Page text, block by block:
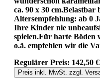
ca. 90 x 30 cm.Belastbar
Altersempfehlung: ab 0
Ihre Kinder nie
spielen.Für harte Böden
o.ä. empfehlen wir die
Regulärer Preis: 142,50 €
Preis inkl. MwSt. zzgl.